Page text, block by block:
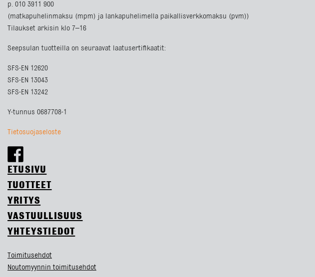
p. 010 3911 900
(matkapuhelinmaksu (mpm) ja lankapuhelimella paikallisverkkomaksu (pvm))
Tilaukset arkisin klo 7–16
Seepsulan tuotteilla on seuraavat laatusertifikaatit:
SFS-EN 12620
SFS-EN 13043
SFS-EN 13242
Y-tunnus 0687708-1
Tietosuojaseloste
ETUSIVU
TUOTTEET
YRITYS
VASTUULLISUUS
YHTEYSTIEDOT
Toimitusehdot
Noutomyynnin toimitusehdot